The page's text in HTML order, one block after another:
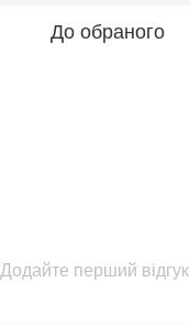
До обраного
Додайте перший відгук